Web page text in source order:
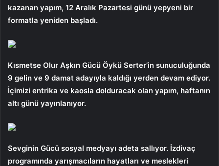
kazanan yapım, 12 Aralık Pazartesi günü yepyeni bir
formatla yeniden başladı.
Kısmetse Olur Aşkın Gücü Öykü Serter’in sunuculuğunda
9 gelin ve 9 damat adayıyla kaldığı yerden devam ediyor.
İçimizi entrika ve kaosla dolduracak olan yapım, haftanın
altı günü yayınlanıyor.
Sevginin Gücü sosyal medyayı adeta sallıyor. İzdivaç
programında yarışmacıların hayatları ve meslekleri